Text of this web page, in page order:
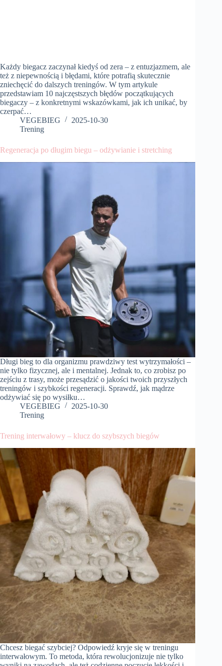
Każdy biegacz zaczynał kiedyś od zera – z entuzjazmem, ale
też z niepewnością i błędami, które potrafią skutecznie
zniechęcić do dalszych treningów. W tym artykule
przedstawiam 10 najczęstszych błędów początkujących
biegaczy – z konkretnymi wskazówkami, jak ich unikać, by
czerpać…
VEGEBIEG
2025-10-30
Trening
Regeneracja po długim biegu – odżywianie i stretching
Długi bieg to dla organizmu prawdziwy test wytrzymałości –
nie tylko fizycznej, ale i mentalnej. Jednak to, co zrobisz po
zejściu z trasy, może przesądzić o jakości twoich przyszłych
treningów i szybkości regeneracji. Sprawdź, jak mądrze
odżywiać się po wysiłku…
VEGEBIEG
2025-10-30
Trening
Trening interwałowy – klucz do szybszych biegów
Chcesz biegać szybciej? Odpowiedź kryje się w treningu
interwałowym. To metoda, która rewolucjonizuje nie tylko